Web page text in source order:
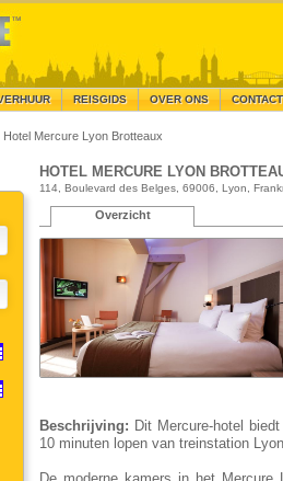
REISGIDS OVER ONS
Hotel Mercure Lyon Brotteaux
HOTEL MERCURE LYON
114, Boulevard des Belges, 69006, Lyon,
Overzicht
Beschrijving: Dit Mercure-hotel
10 minuten lopen van treinstation